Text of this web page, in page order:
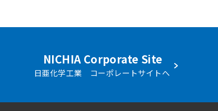
NICHIA Corporate Site
日亜化学工業 コーポレートサイトへ